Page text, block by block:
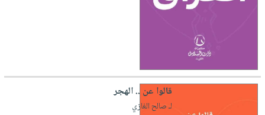
قالوا عن .. الهجر
لـ صالح الغازي